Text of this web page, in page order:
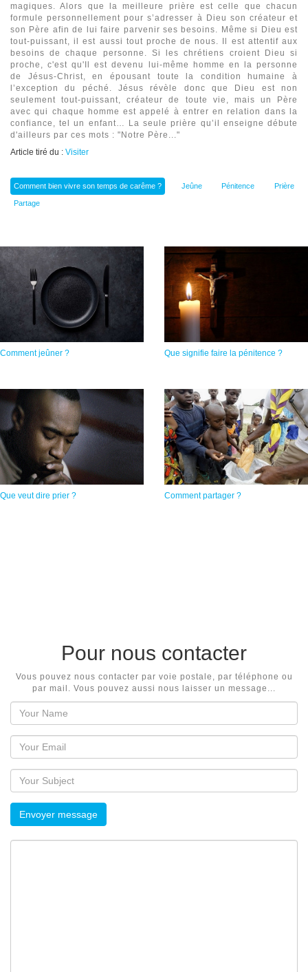
magiques. Alors que la meilleure prière est celle que chacun
formule personnellement pour s’adresser à Dieu son créateur et
son Père afin de lui faire parvenir ses besoins. Même si Dieu est
tout-puissant, il est aussi tout proche de nous. Il est attentif aux
besoins de chaque personne. Si les chrétiens croient Dieu si
proche, c'est qu'Il est devenu lui-même homme en la personne
de Jésus-Christ, en épousant toute la condition humaine à
l’exception du péché. Jésus révèle donc que Dieu est non
seulement tout-puissant, créateur de toute vie, mais un Père
avec qui chaque homme est appelé à entrer en relation dans la
confiance, tel un enfant… La seule prière qu’il enseigne débute
d'ailleurs par ces mots : "Notre Père..."
Article tiré du : Visiter
Comment bien vivre son temps de carême ? Jeûne Pénitence Prière
Partage
Comment jeûner ? Que signifie faire la pénitence ?
Que veut dire prier ? Comment partager ?
Pour nous contacter
Vous pouvez nous contacter par voie postale, par téléphone ou
par mail. Vous pouvez aussi nous laisser un message...
Envoyer message